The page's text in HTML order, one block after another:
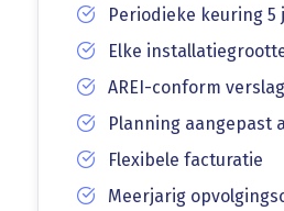
Periodieke keuring 5
Elke
AREI-conform verslag
Planning aangepast
Flexibele facturatie
Meerjarig